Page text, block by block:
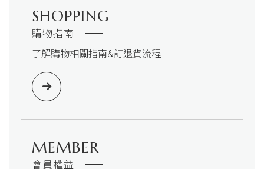
SHOPPING
購物指南
了解購物相關指南&訂退貨流程
MEMBER
會員權益